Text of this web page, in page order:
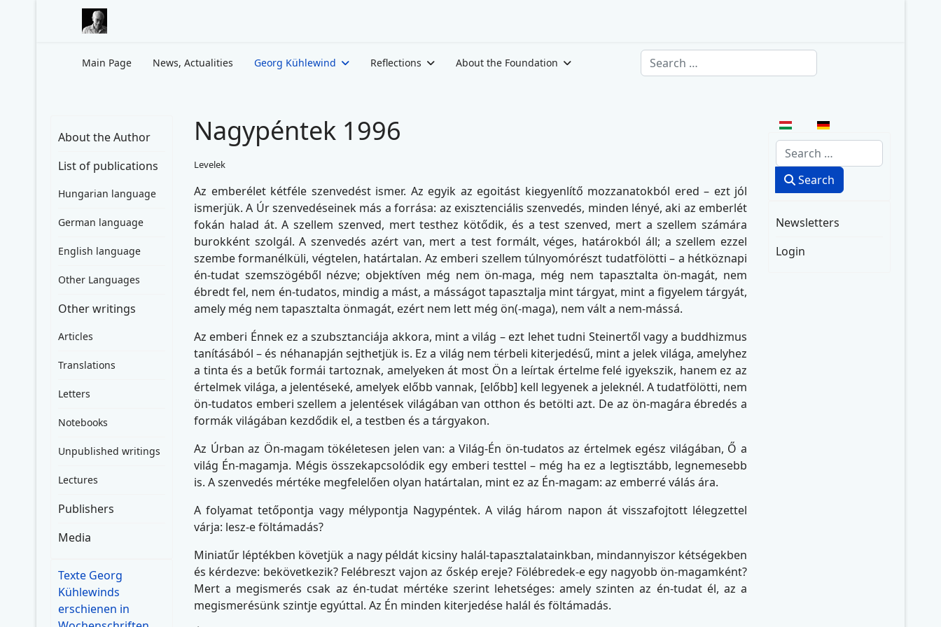
Main Page News, Actualities Georg Kühlewind Reflections About the Foundation Search
About the Author
List of publications
Hungarian language
German language
English language
Other Languages
Other writings
Articles
Translations
Letters
Notebooks
Unpublished writings
Lectures
Publishers
Media
Texte Georg
Kühlewinds
erschienen in
Nagypéntek 1996
Levelek
Az emberélet kétféle szenvedést ismer. Az egyik az egoitást kiegyenlítő mozzanatokból ered – ezt jól
ismerjük. A Úr szenvedéseinek más a forrása: az exisztenciális szenvedés, minden lényé, aki az emberlét
fokán halad át. A szellem szenved, mert testhez kötődik, és a test szenved, mert a szellem számára
burokként szolgál. A szenvedés azért van, mert a test formált, véges, határokból áll; a szellem ezzel
szembe formanélküli, végtelen, határtalan. Az emberi szellem túlnyomórészt tudatfölötti – a hétköznapi
én-tudat szemszögéből nézve; objektíven még nem ön-maga, még nem tapasztalta ön-magát, nem
ébredt fel, nem én-tudatos, mindig a mást, a másságot tapasztalja mint tárgyat, mint a figyelem tárgyát,
amely még nem tapasztalta önmagát, ezért nem lett még ön(-maga), nem vált a nem-mássá.
Az emberi Énnek ez a szubsztanciája akkora, mint a világ – ezt lehet tudni Steinertől vagy a buddhizmus
tanításából – és néhanapján sejthetjük is. Ez a világ nem térbeli kiterjedésű, mint a jelek világa, amelyhez
a tinta és a betűk formái tartoznak, amelyeken át most Ön a leírtak értelme felé igyekszik, hanem ez az
értelmek világa, a jelentéseké, amelyek előbb vannak, [előbb] kell legyenek a jeleknél. A tudatfölötti, nem
ön-tudatos emberi szellem a jelentések világában van otthon és betölti azt. De az ön-magára ébredés a
formák világában kezdődik el, a testben és a tárgyakon.
Az Úrban az Ön-magam tökéletesen jelen van: a Világ-Én ön-tudatos az értelmek egész világában, Ő a
világ Én-magamja. Mégis összekapcsolódik egy emberi testtel – még ha ez a legtisztább, legnemesebb
is. A szenvedés mértéke megfelelően olyan határtalan, mint ez az Én-magam: az emberré válás ára.
A folyamat tetőpontja vagy mélypontja Nagypéntek. A világ három napon át visszafojtott lélegzettel
várja: lesz-e föltámadás?
Miniatűr léptékben követjük a nagy példát kicsiny halál-tapasztalatainkban, mindannyiszor kétségekben
és kérdezve: bekövetkezik? Felébreszt vajon az őskép ereje? Fölébredek-e egy nagyobb ön-magamként?
Mert a megismerés csak az én-tudat mértéke szerint lehetséges: amely szinten az én-tudat él, az a
megismerésünk szintje egyúttal. Az Én minden kiterjedése halál és föltámadás.
Select your language
Search
Search
Newsletters
Login